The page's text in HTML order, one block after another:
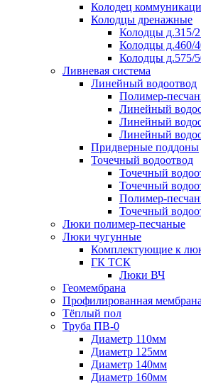
Колодец
Колодцы дренажные
Колодцы д.315/
Колодцы д.460/
Колодцы д.575/
Ливневая система
Линейный водоотвод
Полимер-
Линейный
Линейный
Линейный
Придверные поддоны
Точечный водоотвод
Точечный
Точечный
Полимер-
Точечный
Люки полимер-песчаные
Люки чугунные
Комплектующие к
ГК ТСК
Люки ВЧ
Геомембрана
Профилированная мембрана
Тёплый пол
Труба ПВ-0
Диаметр 110мм
Диаметр 125мм
Диаметр 140мм
Диаметр 160мм